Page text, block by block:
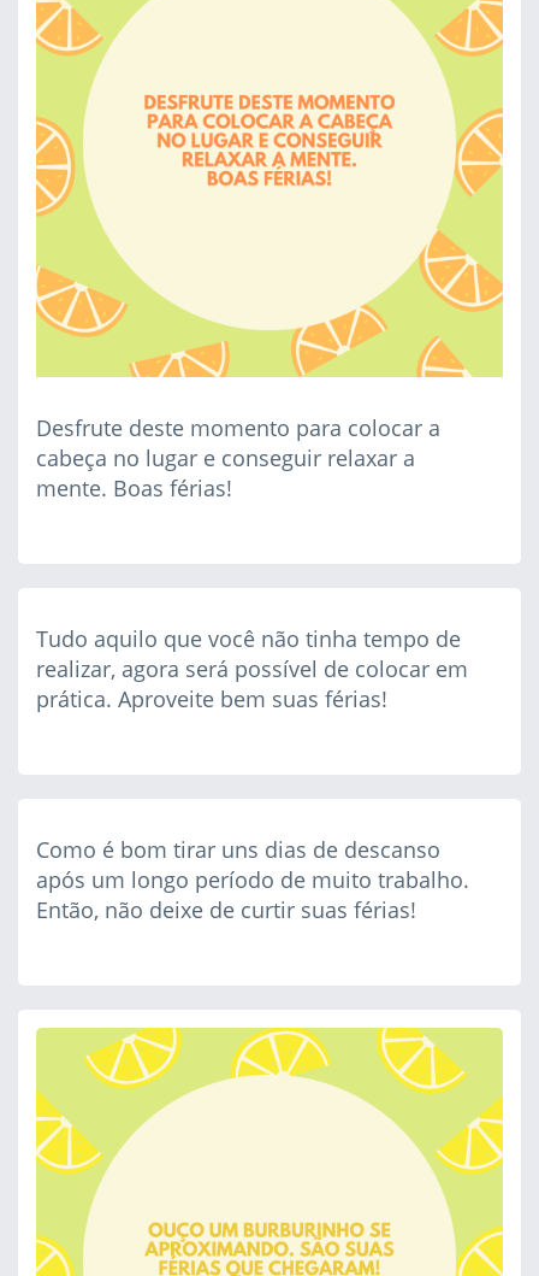
Desfrute deste momento para colocar a
cabeça no lugar e conseguir relaxar a
mente. Boas férias!
Tudo aquilo que você não tinha tempo de
realizar, agora será possível de colocar em
prática. Aproveite bem suas férias!
Como é bom tirar uns dias de descanso
após um longo período de muito trabalho.
Então, não deixe de curtir suas férias!